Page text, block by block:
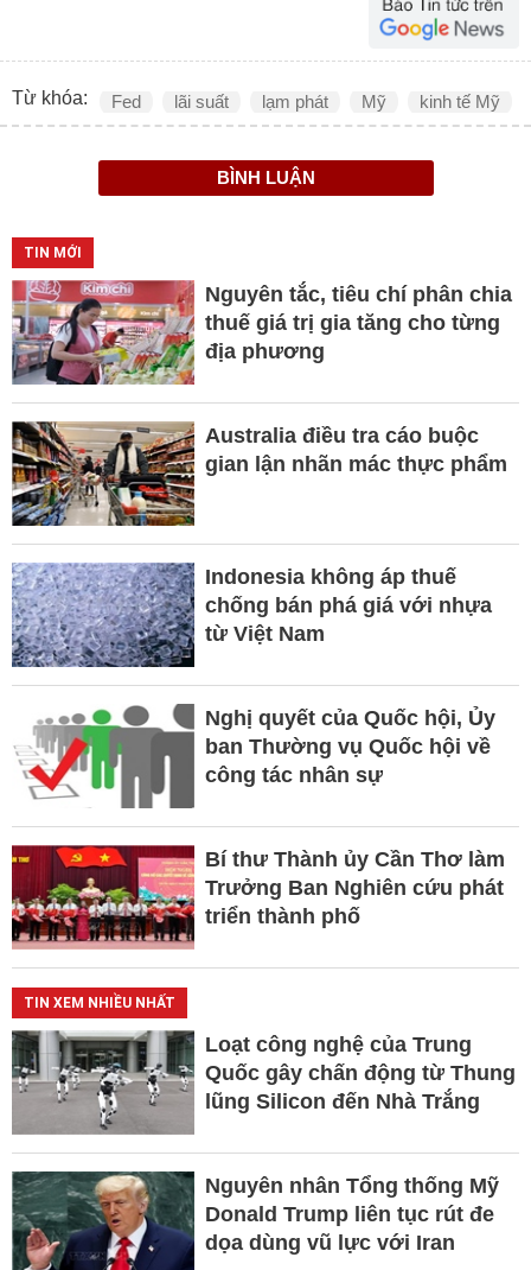
Từ khóa: Fed lãi suất lạm phát Mỹ kinh tế Mỹ
BÌNH LUẬN
TIN MỚI
Nguyên tắc, tiêu chí phân chia
thuế giá trị gia tăng cho từng
địa phương
Australia điều tra cáo buộc
gian lận nhãn mác thực phẩm
Indonesia không áp thuế
chống bán phá giá với nhựa
từ Việt Nam
Nghị quyết của Quốc hội, Ủy
ban Thường vụ Quốc hội về
công tác nhân sự
Bí thư Thành ủy Cần Thơ làm
Trưởng Ban Nghiên cứu phát
triển thành phố
TIN XEM NHIỀU NHẤT
Loạt công nghệ của Trung
Quốc gây chấn động từ Thung
lũng Silicon đến Nhà Trắng
Nguyên nhân Tổng thống Mỹ
Donald Trump liên tục rút đe
dọa dùng vũ lực với Iran